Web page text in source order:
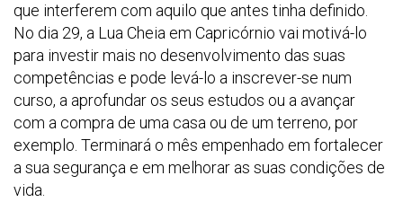
que interferem com aquilo que antes tinha definido.
No dia 29, a Lua Cheia em Capricórnio vai motivá-lo
para investir mais no desenvolvimento das suas
competências e pode levá-lo a inscrever-se num
curso, a aprofundar os seus estudos ou a avançar
com a compra de uma casa ou de um terreno, por
exemplo. Terminará o mês empenhado em fortalecer
a sua segurança e em melhorar as suas condições de
vida.